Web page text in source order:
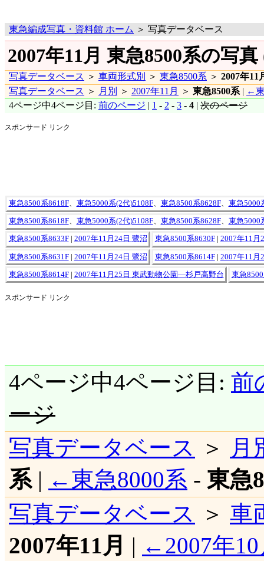
東急編成写真・資料館 ホーム ＞ 写真データベース
2007年11月 東急8500系の写
写真データベース ＞ 車両形式別 ＞ 東急8500系 ＞ 2007年11
写真データベース ＞ 月別 ＞ 2007年11月 ＞ 東急8500系 | ←
4ページ中4ページ目: 前のページ | 1 - 2 - 3 - 4 | 次のページ
スポンサード リンク
東急8500系8618F、 東急5000系(2代)5108F、 東急8500系8628F、 東急5000
東急8500系8618F、 東急5000系(2代)5108F、 東急8500系8628F、 東急5000
東急8500系8633F| 2007年11月24日 鷺沼 東急8500系8630F| 2007年11月
東急8500系8631F| 2007年11月24日 鷺沼 東急8500系8614F| 2007年11月
東急8500系8614F| 2007年11月25日 東武動物公園―杉戸高野台 東急
スポンサード リンク
4ページ中4ページ目: 前
ージ
写真データベース
＞
月
系| ←東急8000系 - 東急
写真データベース
＞ 車
2007年11月 | ←2007年10